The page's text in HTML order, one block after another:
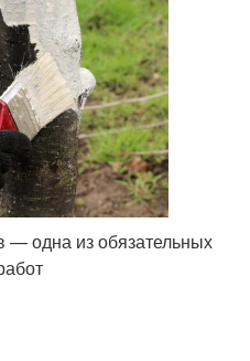
— одна из обязательных